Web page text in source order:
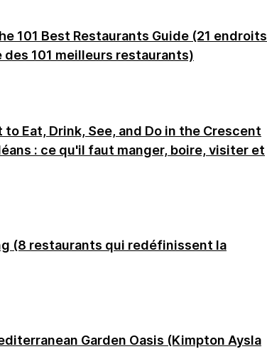
101 Best Restaurants Guide (21 endroits
101 meilleurs restaurants)
to Eat, Drink, See, and Do in the Crescent
: ce qu'il faut manger, boire, visiter et
(8 restaurants qui redéfinissent la
Garden Oasis (Kimpton Aysla